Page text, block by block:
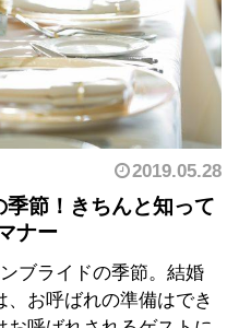
2019.05.28
節！きちんと知って
ナー
ブライドの季節。結婚
お呼ばれの準備はでき